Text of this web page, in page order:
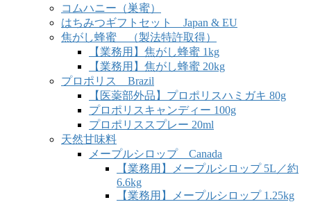
コムハニー（巣蜜）
はちみつギフトセット Japan & EU
焦がし蜂蜜 （製法特許取得）
【業務用】焦がし蜂蜜 1kg
【業務用】焦がし蜂蜜 20kg
プロポリス Brazil
【医薬部外品】プロポリスハミガキ 80g
プロポリスキャンディー 100g
プロポリススプレー 20ml
天然甘味料
メープルシロップ Canada
【業務用】メープルシロップ 5L／約
6.6kg
【業務用】メープルシロップ 1.25kg